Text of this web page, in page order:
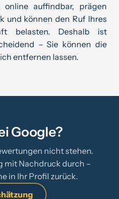
online auffindbar, prägen
und können den Ruf Ihres
belasten. Deshalb ist
– Sie können die
entfernen lassen.
Google?
nicht stehen.
mit Nachdruck durch –
in Ihr Profil zurück.